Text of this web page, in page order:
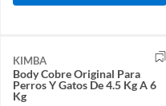
KIMBA
Body Cobre Original Para
Perros Y Gatos De 4.5 Kg A 6
Kg